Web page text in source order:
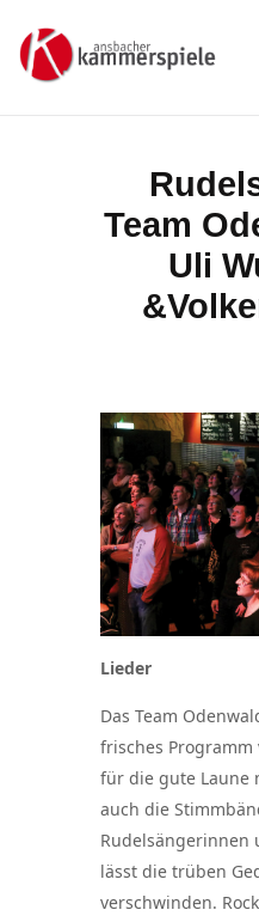
Team
Uli
Die
Lieder
Das Team
frisches
für die gute Laune
auch die
Rudelsängerinnen
lässt die trüben
verschwinden.